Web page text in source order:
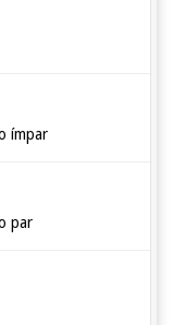
ímpar
par